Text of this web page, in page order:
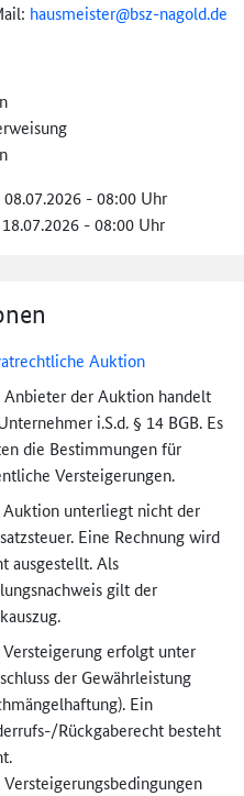
hausmeister@bsz-nagold.de
08.07.2026 - 08:00 Uhr
18.07.2026 - 08:00 Uhr
Auktion
Anbieter der Auktion handelt
i.S.d. § 14 BGB. Es
die Bestimmungen für
Versteigerungen.
unterliegt nicht der
Eine Rechnung wird
ausgestellt. Als
gilt der
erfolgt unter
der Gewährleistung
Ein
/Rückgaberecht besteht
Versteigerungs­bedingungen